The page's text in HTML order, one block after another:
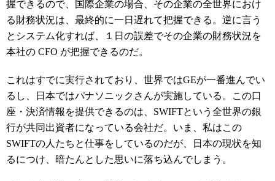
握できるので、国際企業の場合、その企業の全世界におけ
る財務状況は、最終的に一日遅れて把握できる。逆に言う
とシステム化すれば、１日の誤差でその企業の財務状況を
本社の CFO が把握できるのだ。
これはすでに実行されており、世界ではGEが一番進んでい
るし、日本ではパナソニックさんが実施している。この口
座・決済情報を提供できるのは、SWIFTという全世界の銀
行が共同出資者になっている会社だ。いま、私はこの
SWIFTの人たちと仕事をしているのだが、日本の現状を知
るにつけ、暗たんとした思いに落ち込んでしまう。